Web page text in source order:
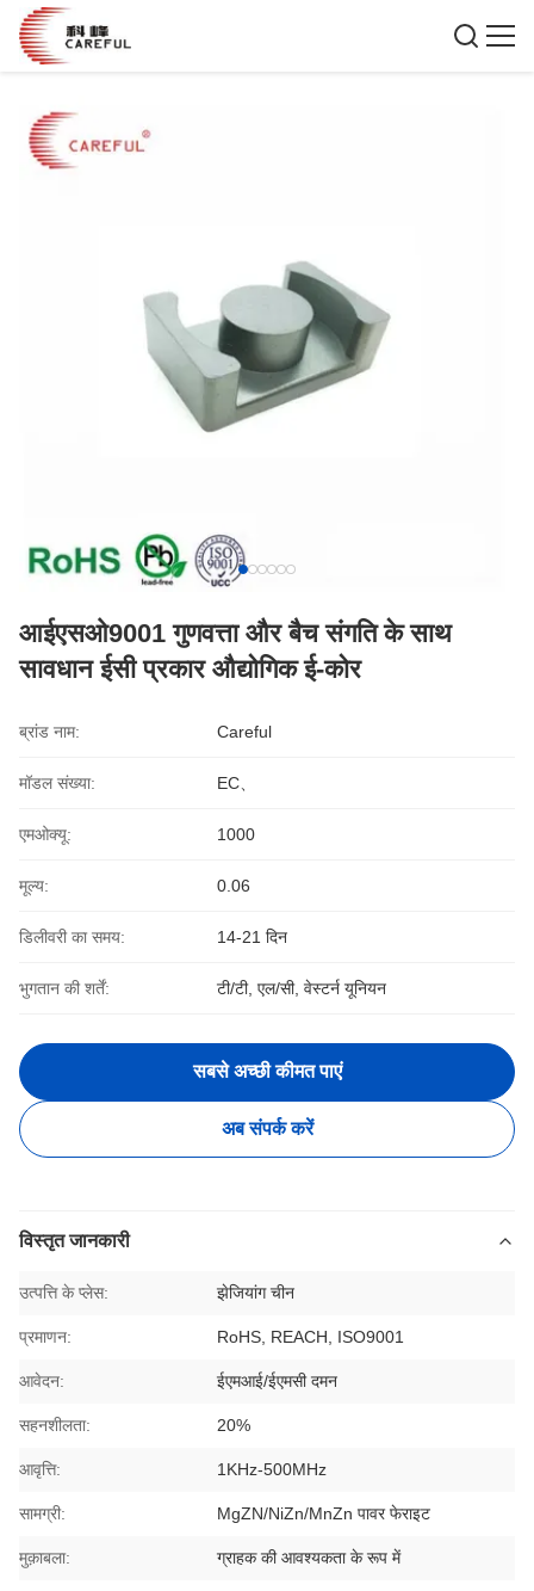
आईएसओ9001 गुणवत्ता और बैच संगति के साथ
सावधान ईसी प्रकार औद्योगिक ई-कोर
ब्रांड नाम: Careful
मॉडल संख्या: EC、
एमओक्यू: 1000
मूल्य: 0.06
डिलीवरी का समय: 14-21 दिन
भुगतान की शर्तें: टी/टी, एल/सी, वेस्टर्न यूनियन
सबसे अच्छी कीमत पाएं
अब संपर्क करें
विस्तृत जानकारी
उत्पत्ति के प्लेस: झेजियांग चीन
प्रमाणन: RoHS, REACH, ISO9001
आवेदन: ईएमआई/ईएमसी दमन
सहनशीलता: 20%
आवृत्ति: 1KHz-500MHz
सामग्री: MgZN/NiZn/MnZn पावर फेराइट
मुक़ाबला: ग्राहक की आवश्यकता के रूप में